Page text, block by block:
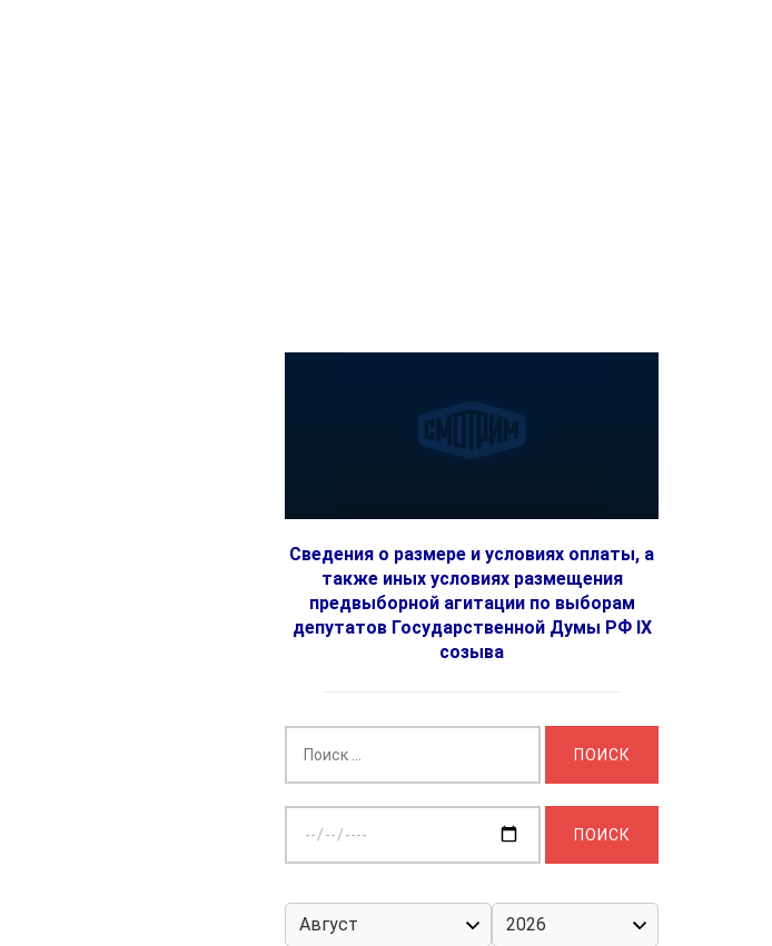
Сведения о размере и условиях оплаты, а
также иных условиях размещения
предвыборной агитации по выборам
депутатов Государственной Думы РФ IX
созыва
дату: